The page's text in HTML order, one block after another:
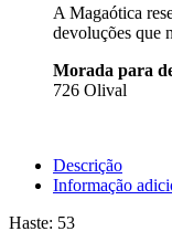
A Magaótica
devoluções que
Morada para
726 Olival
Descrição
Informação
Haste: 53